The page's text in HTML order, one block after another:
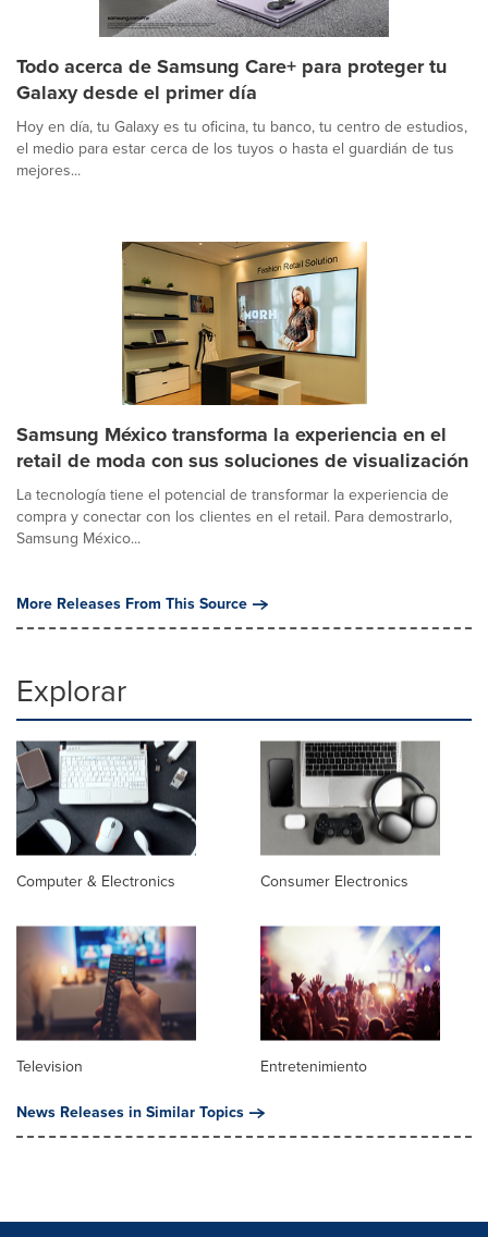
Todo acerca de Samsung Care+ para proteger tu
Galaxy desde el primer día
Hoy en día, tu Galaxy es tu oficina, tu banco, tu centro de estudios,
el medio para estar cerca de los tuyos o hasta el guardián de tus
mejores...
Samsung México transforma la experiencia en el
retail de moda con sus soluciones de visualización
La tecnología tiene el potencial de transformar la experiencia de
compra y conectar con los clientes en el retail. Para demostrarlo,
Samsung México...
More Releases From This Source
Explorar
Computer & Electronics Consumer Electronics
Television
Entretenimiento
News Releases in Similar Topics